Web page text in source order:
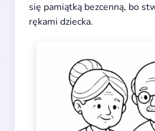
się pamiątką bezcenną, bo
rękami dziecka.